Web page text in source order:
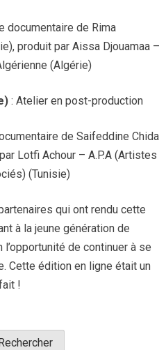
documentaire de Rima
produit par Aissa Djouamaa –
(Algérie)
: Atelier en post-production
de Saifeddine Chida
Lotfi Achour – A.P.A (Artistes
(Tunisie)
qui ont rendu cette
à la jeune génération de
de continuer à se
Cette édition en ligne était un
!